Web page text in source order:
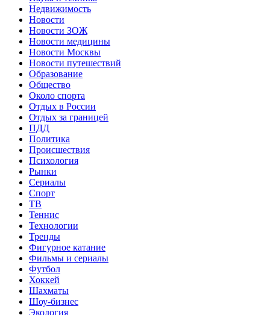
Недвижимость
Новости
Новости ЗОЖ
Новости медицины
Новости Москвы
Новости путешествий
Образование
Общество
Около спорта
Отдых в России
Отдых за границей
ПДД
Политика
Происшествия
Психология
Рынки
Сериалы
Спорт
ТВ
Теннис
Технологии
Тренды
Фигурное катание
Фильмы и сериалы
Футбол
Хоккей
Шахматы
Шоу-бизнес
Экология